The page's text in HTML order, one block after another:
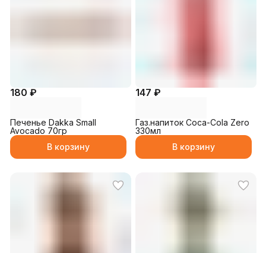
180 ₽
Печенье Dakka Small
Avocado 70гр
В корзину
147 ₽
Газ.напиток Coca-Cola Zero
330мл
В корзину